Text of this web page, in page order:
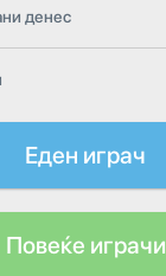
денес
Еден играч
Повеќе играчи